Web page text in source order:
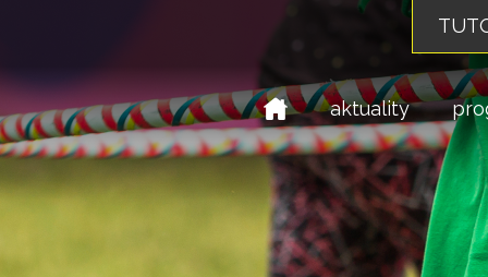
domů aktuality